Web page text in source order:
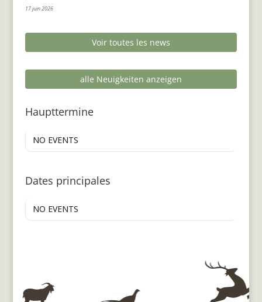
17 juin 2026
Voir toutes les news
alle Neuigkeiten anzeigen
Haupttermine
NO EVENTS
Dates principales
NO EVENTS